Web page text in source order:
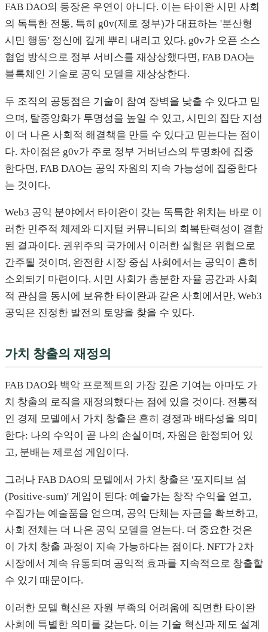
FAB DAO의 등장은 우연이 아니다. 이는 타이완 시민 사회
의 독특한 전통, 특히 g0v(제로 정부)가 대표하는 '분산형
시민 행동' 정신에 깊게 뿌리 내리고 있다. g0v가 오픈 소스
협업 방식으로 정부 서비스를 재상상했다면, FAB DAO는
블록체인 기술로 공익 모델을 재상상한다.
두 조직의 공통점은 기술이 참여 장벽을 낮출 수 있다고 믿
으며, 탈중앙화가 투명성을 높일 수 있고, 시민의 집단 지성
이 더 나은 사회적 해결책을 만들 수 있다고 믿는다는 점이
다. 차이점은 g0v가 주로 정부 거버넌스의 투명화에 집중
한다면, FAB DAO는 공익 자원의 지속 가능성에 집중한다
는 것이다.
Web3 공익 분야에서 타이완이 갖는 독특한 위치는 바로 이
러한 민주적 체제와 디지털 커뮤니티의 회복탄력성이 결합
된 결과이다. 권위주의 국가에서 이러한 실험은 위협으로
간주될 것이며, 완전한 시장 중심 사회에서는 공익이 흔히
소외되기 마련이다. 시민 사회가 충분한 자율 공간과 사회
적 관심을 동시에 보유한 타이완과 같은 사회에서만, Web3
공익은 진정한 발전의 토양을 찾을 수 있다.
가치 창출의 재정의
FAB DAO와 백악 프로젝트의 가장 깊은 기여는 아마도 가
치 창출의 로직을 재정의했다는 점에 있을 것이다. 전통적
인 경제 모델에서 가치 창출은 흔히 경쟁과 배타성을 의미
한다: 나의 수익이 곧 나의 손실이며, 자원은 한정되어 있
고, 분배는 제로섬 게임이다.
그러나 FAB DAO의 모델에서 가치 창출은 '포지티브 섬
(Positive-sum)' 게임이 된다: 예술가는 창작 수익을 얻고,
수집가는 예술품을 얻으며, 공익 단체는 자금을 확보하고,
사회 전체는 더 나은 공익 모델을 얻는다. 더 중요한 것은
이 가치 창출 과정이 지속 가능하다는 점이다. NFT가 2차
시장에서 계속 유통되며 공익적 효과를 지속적으로 창출할
수 있기 때문이다.
이러한 모델 혁신은 자원 부족의 어려움에 직면한 타이완
사회에 특별한 의미를 갖는다. 이는 기술 혁신과 제도 설계